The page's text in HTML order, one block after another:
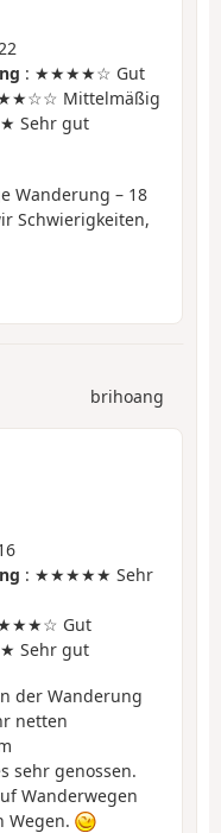
: ★★★★☆ Gut
Mittelmäßig
Sehr gut
Wanderung – 18
Schwierigkeiten,
brihoang
: ★★★★★ Sehr
Gut
Sehr gut
der Wanderung
netten
sehr genossen.
Wanderwegen
Wegen.